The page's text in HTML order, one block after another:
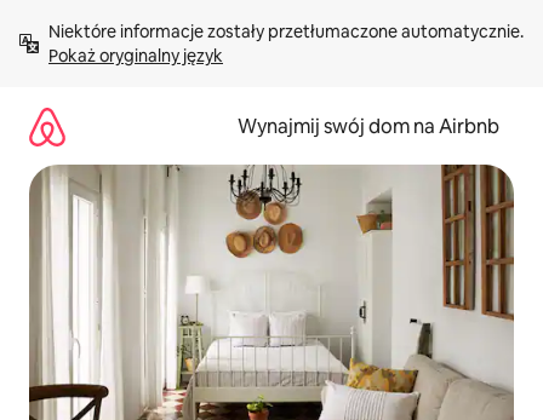
treści Pokaż oryginalny język
Wynajmij swój dom na Airbnb